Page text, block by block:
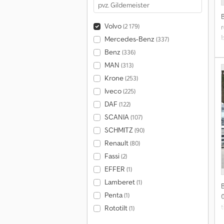
Volvo(2 179)
Mercedes-Benz (337)
Benz (336)
MAN (313)
Krone(253)
Iveco(225)
DAF (122)
SCANIA(107)
SCHMITZ(90)
Renault(80)
Fassi(2)
EFFER (1)
Lamberet(1)
Penta(1)
Rototilt(1)